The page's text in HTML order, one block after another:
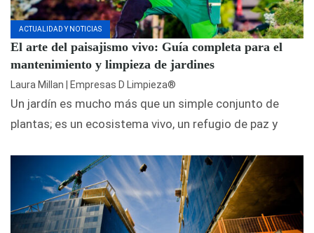
ACTUALIDAD Y NOTICIAS
El arte del paisajismo vivo: Guía completa para el
mantenimiento y limpieza de jardines
Laura Millan | Empresas D Limpieza®
Un jardín es mucho más que un simple conjunto de
plantas; es un ecosistema vivo, un refugio de paz y